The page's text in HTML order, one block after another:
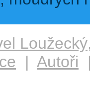
Loužecký
| Autoři